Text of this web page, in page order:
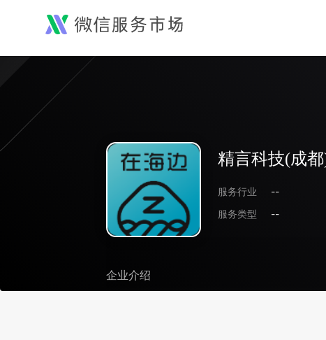
精言科技(成
服务行业
--
服务类型
--
企业介绍